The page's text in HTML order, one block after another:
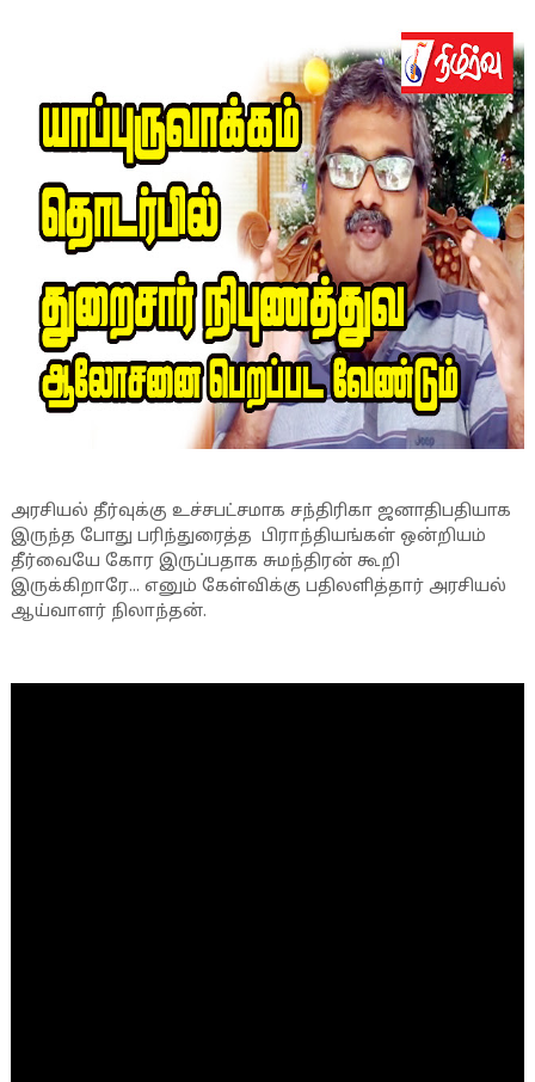
அரசியல் தீர்வுக்கு உச்சபட்சமாக சந்திரிகா ஜனாதிபதியாக
இருந்த போது பரிந்துரைத்த பிராந்தியங்கள் ஒன்றியம்
தீர்வையே கோர இருப்பதாக சுமந்திரன் கூறி
இருக்கிறாரே... எனும் கேள்விக்கு பதிலளித்தார் அரசியல்
ஆய்வாளர் நிலாந்தன்.